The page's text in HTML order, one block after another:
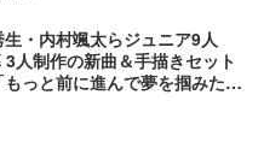
・内村颯太らジュニア9人
3人制作の新曲＆手描きセット
っと前に進んで夢を掴みた